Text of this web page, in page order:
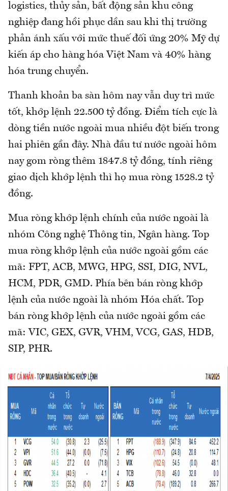
logistics, thủy sản, bất động sản khu công
nghiệp đang hồi phục dần sau khi thị trường
phản ánh xấu với mức thuế đối ứng 20% Mỹ dự
kiến áp cho hàng hóa Việt Nam và 40% hàng
hóa trung chuyển.
Thanh khoản ba sàn hôm nay vẫn duy trì mức
tốt, khớp lệnh 22.500 tỷ đồng. Điểm tích cực là
dòng tiền nước ngoài mua nhiều đột biến trong
hai phiên gần đây. Nhà đầu tư nước ngoài hôm
nay gom ròng thêm 1847.8 tỷ đồng, tính riêng
giao dịch khớp lệnh thì họ mua ròng 1528.2 tỷ
đồng.
Mua ròng khớp lệnh chính của nước ngoài là
nhóm Công nghệ Thông tin, Ngân hàng. Top
mua ròng khớp lệnh của nước ngoài gồm các
mã: FPT, ACB, MWG, HPG, SSI, DIG, NVL,
HCM, PDR, GMD. Phía bên bán ròng khớp
lệnh của nước ngoài là nhóm Hóa chất. Top
bán ròng khớp lệnh của nước ngoài gồm các
mã: VIC, GEX, GVR, VHM, VCG, GAS, HDB,
SIP, PHR.